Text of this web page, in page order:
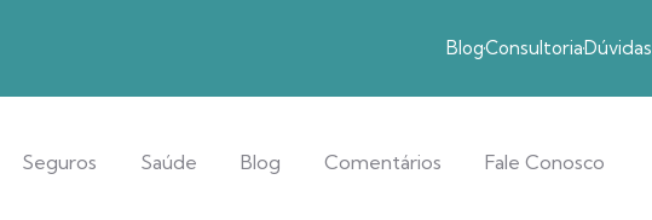
BlogConsultoriaDúvidas
Seguros Saúde Blog Comentários Fale Conosco